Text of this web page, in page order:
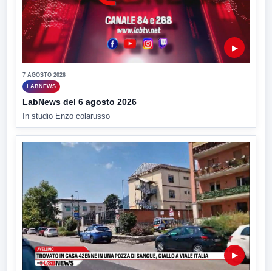
▶
7 AGOSTO 2026
LABNEWS
LabNews del 6 agosto 2026
In studio Enzo colarusso
▶